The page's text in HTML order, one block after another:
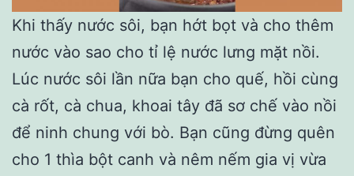
Khi thấy nước sôi, bạn hớt bọt và cho thêm
nước vào sao cho tỉ lệ nước lưng mặt nồi.
Lúc nước sôi lần nữa bạn cho quế, hồi cùng
cà rốt, cà chua, khoai tây đã sơ chế vào nồi
để ninh chung với bò. Bạn cũng đừng quên
cho 1 thìa bột canh và nêm nếm gia vị vừa